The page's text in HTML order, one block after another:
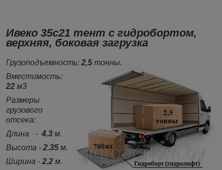
Ивеко 35с21 тент с гидробортом,
верхняя, боковая загрузка
Грузоподъемность: 2,5 тонны.
Вместимость:
22 м3
Размеры
грузового
отсека:
Длина - 4.3 м.
Высота - 2.35 м.
Ширина - 2.2 м.